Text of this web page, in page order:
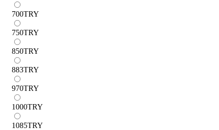
700TRY
750TRY
850TRY
883TRY
970TRY
1000TRY
1085TRY